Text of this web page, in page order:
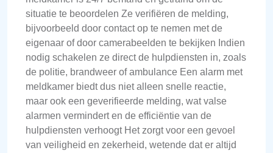
situatie te beoordelen Ze verifiëren de melding,
bijvoorbeeld door contact op te nemen met de
eigenaar of door camerabeelden te bekijken Indien
nodig schakelen ze direct de hulpdiensten in, zoals
de politie, brandweer of ambulance Een alarm met
meldkamer biedt dus niet alleen snelle reactie,
maar ook een geverifieerde melding, wat valse
alarmen vermindert en de efficiëntie van de
hulpdiensten verhoogt Het zorgt voor een gevoel
van veiligheid en zekerheid, wetende dat er altijd